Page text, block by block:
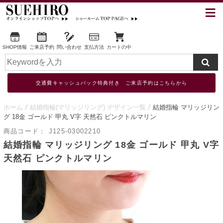
SHOP情報 ご来店予約 問い合わせ 支払方法 カートの中
交通費キャッシュバック特典付き ご来店予約はこちらから
ホーム 結婚指輪(マリッジリング) デザイン一覧
結婚指輪 マリッジリン
グ 18金 ゴールド 甲丸 V字 天然石 ピンクトルマリン
商品コード：
J125-03002210
結婚指輪 マリッジリング 18金 ゴールド 甲丸 V字
天然石 ピンクトルマリン